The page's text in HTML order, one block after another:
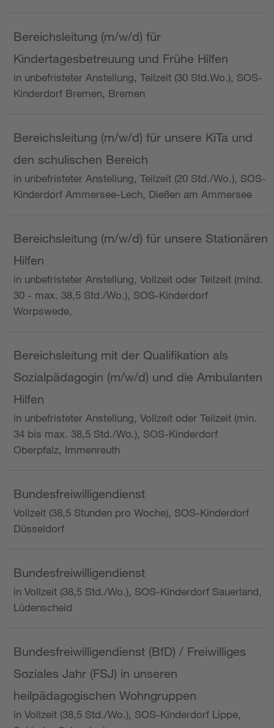
Bereichsleitung (m/w/d) für
Kindertagesbetreuung und Frühe Hilfen
in unbefristeter Anstellung, Teilzeit (30 Std.Wo.), SOS-
Kinderdorf Bremen, Bremen
Bereichsleitung (m/w/d) für unsere KiTa und
den schulischen Bereich
in unbefristeter Anstellung, Teilzeit (20 Std./Wo.), SOS-
Kinderdorf Ammersee-Lech, Dießen am Ammersee
Bereichsleitung (m/w/d) für unsere Stationären
Hilfen
in unbefristeter Anstellung, Vollzeit oder Teilzeit (mind.
30 - max. 38,5 Std./Wo.), SOS-Kinderdorf
Worpswede,
Bereichsleitung mit der Qualifikation als
Sozialpädagogin (m/w/d) und die Ambulanten
Hilfen
in unbefristeter Anstellung, Vollzeit oder Teilzeit (min.
34 bis max. 38,5 Std./Wo.), SOS-Kinderdorf
Oberpfalz, Immenreuth
Bundesfreiwilligendienst
Vollzeit (38,5 Stunden pro Woche), SOS-Kinderdorf
Düsseldorf
Bundesfreiwilligendienst
in Vollzeit (38,5 Std./Wo.), SOS-Kinderdorf Sauerland,
Lüdenscheid
Bundesfreiwilligendienst (BfD) / Freiwilliges
Soziales Jahr (FSJ) in unseren
heilpädagogischen Wohngruppen
in Vollzeit (38,5 Std./Wo.), SOS-Kinderdorf Lippe,